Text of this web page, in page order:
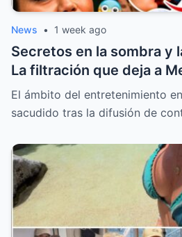
News • 1 week ago
Secretos en la sombra y
La filtración que deja a
del colapso emocional
El ámbito del entretenimiento
sacudido tras la difusión de